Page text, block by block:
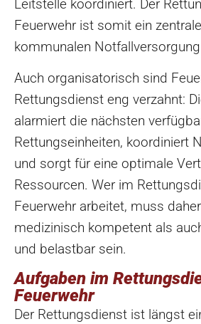
Leitstelle koordiniert. Der
Feuerwehr ist somit ein
kommunalen
Auch organisatorisch sind
Rettungsdienst eng verzahnt:
alarmiert die nächsten
Rettungseinheiten, koordiniert
und sorgt für eine optimale
Ressourcen. Wer im
Feuerwehr arbeitet, muss
medizinisch kompetent als
und belastbar sein.
Aufgaben im
Feuerwehr
Der Rettungsdienst ist längst